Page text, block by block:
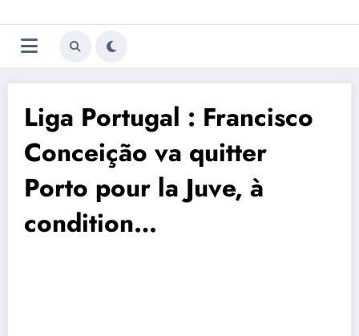
au
contenu
Trivela
L'actualité du football
Liga Portugal : Francisco
Conceição va quitter
Porto pour la Juve, à
condition…